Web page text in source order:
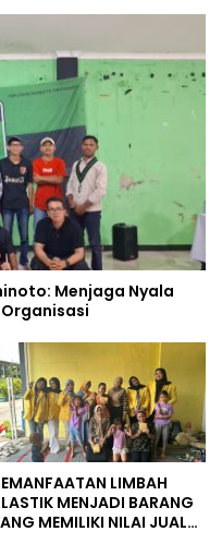
Menjaga Nyala
LIMBAH
MENJADI BARANG
MEMILIKI NILAI JUAL